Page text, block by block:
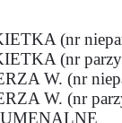
(nr
(nr
W. (nr
W. (nr